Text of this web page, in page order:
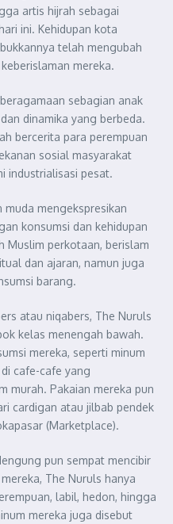
artis hijrah sebagai
ini. Kehidupan kota
telah mengubah
mereka.
sebagian anak
dinamika yang berbeda.
bercerita para perempuan
sosial masyarakat
industrialisasi pesat.
muda mengekspresikan
konsumsi dan kehidupan
Muslim perkotaan, berislam
dan ajaran, namun juga
barang.
atau niqabers, The Nuruls
kelas menengah bawah.
mereka, seperti minum
cafe-cafe yang
murah. Pakaian mereka pun
cardigan atau jilbab pendek
(Marketplace).
pun sempat mencibir
The Nuruls hanya
labil, hedon, hingga
mereka juga disebut